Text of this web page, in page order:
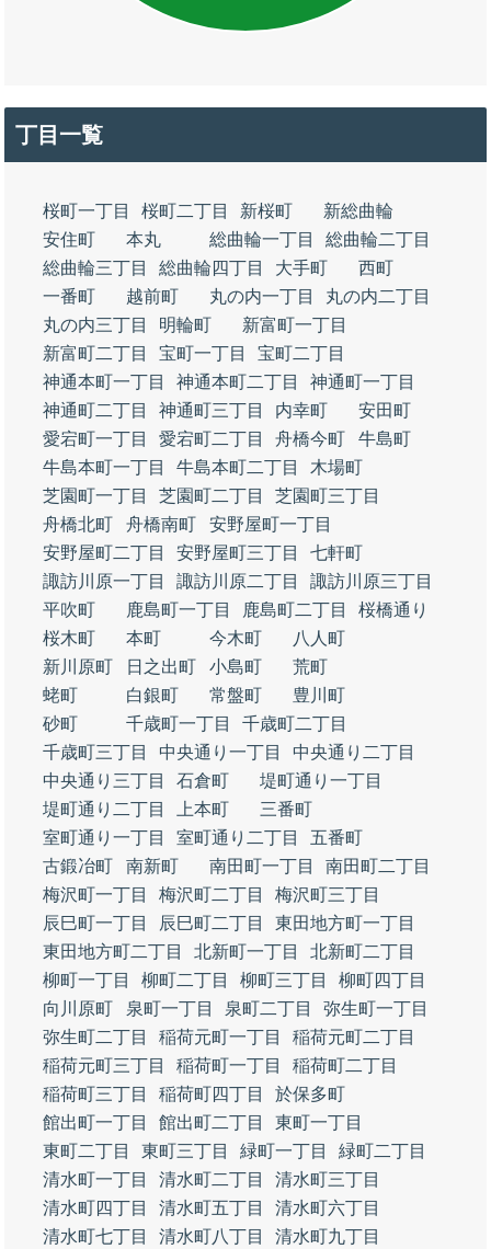
丁目一覧
桜町一丁目 桜町二丁目 新桜町
新総曲輪
安住町
本丸 総曲輪一丁目
総曲輪二丁目
総曲輪三丁目
総曲輪四丁目 大手町
西町
一番町
越前町 丸の内一丁目
丸の内二丁目
丸の内三丁目
明輪町
新富町一丁目
新富町二丁目
宝町一丁目
宝町二丁目
神通本町一丁目
神通本町二丁目
神通町一丁目
神通町二丁目
神通町三丁目 内幸町
安田町
愛宕町一丁目
愛宕町二丁目 舟橋今町
牛島町
牛島本町一丁目
牛島本町二丁目
木場町
芝園町一丁目
芝園町二丁目
芝園町三丁目
舟橋北町
舟橋南町
安野屋町一丁目
安野屋町二丁目
安野屋町三丁目
七軒町
諏訪川原一丁目
諏訪川原二丁目
諏訪川原三丁目
平吹町
鹿島町一丁目 鹿島町二丁目
桜橋通り
桜木町
本町 今木町
八人町
新川原町
日之出町 小島町
荒町
蛯町
白銀町 常盤町
豊川町
砂町
千歳町一丁目
千歳町二丁目
千歳町三丁目
中央通り一丁目
中央通り二丁目
中央通り三丁目
石倉町
堤町通り一丁目
堤町通り二丁目
上本町
三番町
室町通り一丁目
室町通り二丁目
五番町
古鍛冶町
南新町 南田町一丁目
南田町二丁目
梅沢町一丁目
梅沢町二丁目
梅沢町三丁目
辰巳町一丁目
辰巳町二丁目
東田地方町一丁目
東田地方町二丁目
北新町一丁目
北新町二丁目
柳町一丁目
柳町二丁目 柳町三丁目
柳町四丁目
向川原町
泉町一丁目 泉町二丁目
弥生町一丁目
弥生町二丁目
稲荷元町一丁目
稲荷元町二丁目
稲荷元町三丁目
稲荷町一丁目
稲荷町二丁目
稲荷町三丁目
稲荷町四丁目
於保多町
館出町一丁目
館出町二丁目
東町一丁目
東町二丁目
東町三丁目 緑町一丁目
緑町二丁目
清水町一丁目
清水町二丁目
清水町三丁目
清水町四丁目
清水町五丁目
清水町六丁目
清水町七丁目
清水町八丁目
清水町九丁目